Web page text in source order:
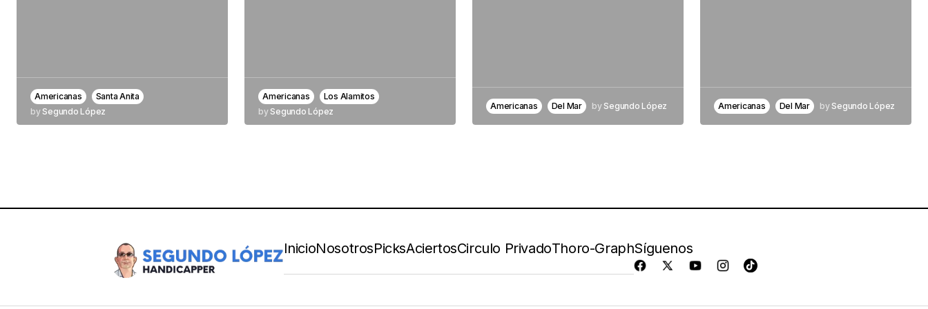
Americanas
Santa Anita
bySegundo López
Americanas
Los Alamitos
bySegundo López
Americanas Del Mar bySegundo López Americanas Del Mar bySegundo López
InicioNosotrosPicksAciertosCirculo PrivadoThoro-GraphSíguenos